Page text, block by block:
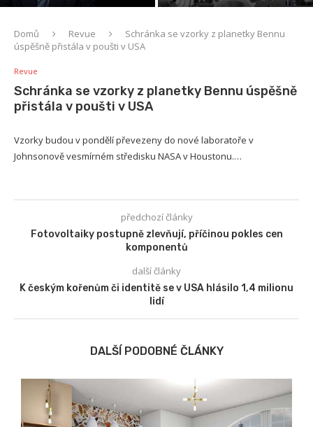
Domů Revue
Schránka se vzorky z planetky Bennu
úspěšně přistála v poušti v USA
Revue
Schránka se vzorky z planetky Bennu úspěšně
přistála v poušti v USA
Vzorky budou v pondělí převezeny do nové laboratoře v
Johnsonově vesmírném středisku NASA v Houstonu.…
předchozí články
Fotovoltaiky postupně zlevňují, příčinou pokles cen
komponentů
další články
K českým kořenům či identitě se v USA hlásilo 1,4 milionu
lidí
DALŠÍ PODOBNÉ ČLÁNKY